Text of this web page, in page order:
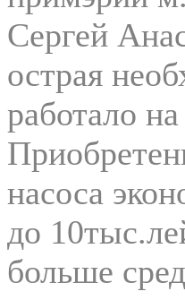
Сергей
острая
работало
насоса
до
больше